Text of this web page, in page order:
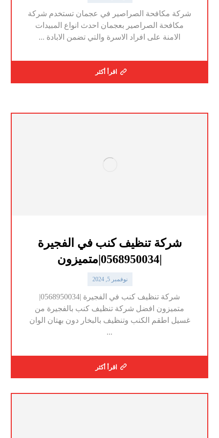
شركة مكافحة الصراصير في عجمان تستخدم شركة
مكافحة الصراصير بعجمان احدث انواع المبيدات
الامنة على افراد الاسرة والتي تضمن الابادة ...
اقرأ أكثر
شركة تنظيف كنب في الفجيرة
نوفمبر 5, 2024
شركة تنظيف كنب في الفجيرة |0568950034|
متميزون افضل شركة تنظيف كنب بالفجيرة من
غسيل اطقم الكنب وتنظيف بالبخار دون بهتان الوان
...
اقرأ أكثر